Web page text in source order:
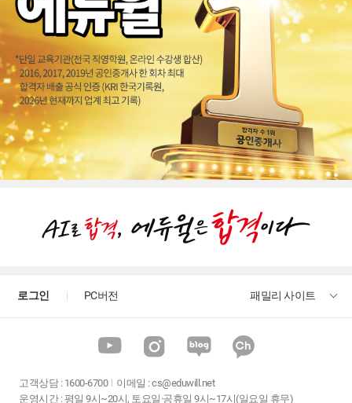
로그인 PC버전 패밀리 사이트
고객상담: 1600-6700 이메일 :cs@eduwill.net
운영시간 : 평일 9시~20시, 토요일·공휴일 9시~17시(일요일 휴무)